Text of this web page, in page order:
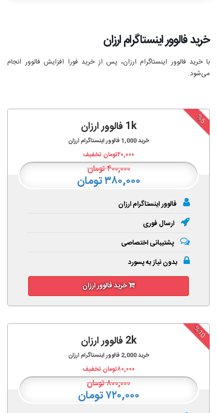
خرید فالوور اینستاگرام ارزان
با خرید فالوور اینستاگرام ارزان، پس از خرید فورا افزایش فالوور انجام‌
می‌شود.
%5 1k فالوور ارزان
خرید1,000 فالوور اینستاگرام ارزان
۲۰,۰۰۰تومان تخفیف
۴۰۰,۰۰۰تومان
۳۸۰,۰۰۰ تومان
فالوور اینستاگرام ارزان
ارسال فوری
پشتیبانی اختصاصی
بدون نیاز به پسورد
خرید فالوور ارزان
%10
2k فالوور ارزان
خرید2,000 فالوور اینستاگرام ارزان
۸۰,۰۰۰تومان تخفیف
۸۰۰,۰۰۰تومان
۷۲۰,۰۰۰ تومان